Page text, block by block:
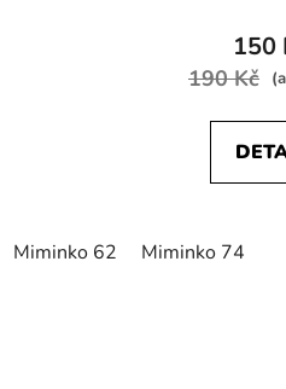
150
190 Kč
Miminko 62 Miminko 74